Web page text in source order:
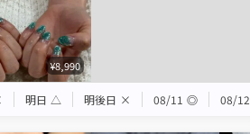
¥8,990
明日 △ 明後日 × 08/11 ◎ 08/12